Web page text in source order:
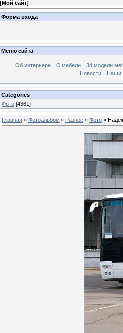
[Мой сайт]
Форма входа
Меню сайта
Об интерьере О мебели 3d модели
Новости
Наши
Categories
Фото [4361]
Главная » Фотоальбом » Разное » Фото »